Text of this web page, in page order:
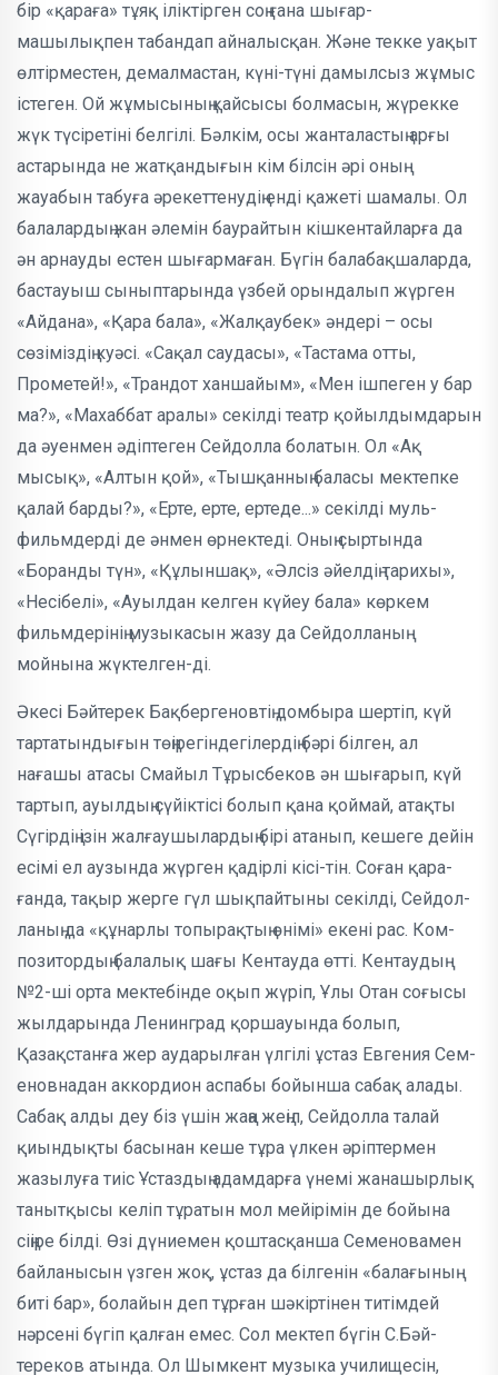
бір «қараға» тұяқ іліктірген соң ғана шығар­
машылықпен табан­дап айналысқан. Және текке уақыт
өлтірместен, демал­мас­тан, күні-түні дамылсыз жұмыс
іс­те­ген. Ой жұ­мысы­ның қайсысы бол­масын, жүр­екке
жүк түсіретіні белгілі. Бәлкім, осы жанталастың арғы
астар­ында не жатқандығын кім білсін әрі оның
жауабын табуға әрекеттенудің енді қажеті шамалы. Ол
балалардың жан әлемін баурайтын кішкентайларға да
ән арнауды естен шығармаған. Бүгін бала­бақшаларда,
бастауыш сынып­тарында үзбей орындалып жүрген
«Ай­да­на», «Қара бала», «Жалқаубек» әндері – осы
сөзіміздің куәсі. «Сақал саудасы», «Тас­тама отты,
Прометей!», «Трандот хан­шай­ым», «Мен ішпеген у бар
ма?», «Махаб­бат аралы» секілді театр қойыл­дымдарын
да әуенмен әдіптеген Сей­дол­ла болатын. Ол «Ақ
мысық», «Алтын қой», «Тышқанның баласы мектепке
қалай барды?», «Ерте, ерте, ертеде...» секілді муль­
фильмдерді де әнмен өр­нек­­теді. Оның сыртында
«Боранды түн», «Құлыншақ», «Әлсіз әйелдің тари­хы»,
«Несібелі», «Ауылдан келген күйеу бала» көркем
фильмдерінің музыкасын жазу да Сейдолланың
мойнына жүктел­ген-ді.
Әкесі Бәйтерек Бақбергеновтің дом­быра шертіп, күй
тартатындығын төңірегіндегілердің бәрі білген, ал
нағашы атасы Смайыл Тұрысбеков ән шығарып, күй
тартып, ауылдың сүйік­тісі болып қана қоймай, атақты
Сүгірдің ізін жалғаушылардың бірі атанып, кешеге дейін
есімі ел аузында жүрген қадірлі кісі-тін. Соған қара­
ғанда, тақыр жерге гүл шықпайтыны секілді, Сейдол­
ланың да «құнарлы топырақтың өнімі» екені рас. Ком­
позитордың балалық шағы Кентауда өтті. Кентаудың
№2-ші орта мекте­бінде оқып жүріп, Ұлы Отан со­ғысы
жылдарында Ленинград қор­шау­­ын­да болып,
Қазақстанға жер аудар­ылған үлгілі ұстаз Евгения Сем­
еновнадан ак­кордион аспабы бойынша сабақ алады.
Сабақ алды деу біз үшін жаңа жеңіл, Сейдолла талай
қиындықты басынан кеше тұра үлкен әріптермен
жазылуға тиіс Ұстаздың адамдарға үнемі жанашыр­лық
танытқысы келіп тұратын мол мейірі­мін де бойына
сіңіре білді. Өзі дүниемен қоштас­қанша Сем­еновамен
байланысын үзген жоқ, ұстаз да білгенін «балағы­ның
биті бар», бол­ай­ын деп тұрған шәкіртінен титімдей
нәрсені бүгіп қалған емес. Сол мектеп бүгін С.Бәй­
тереков атында. Ол Шым­кент музыка училищесін,